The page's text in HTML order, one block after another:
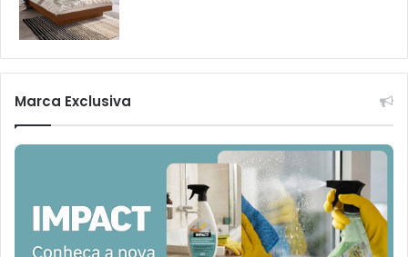
Marca Exclusiva